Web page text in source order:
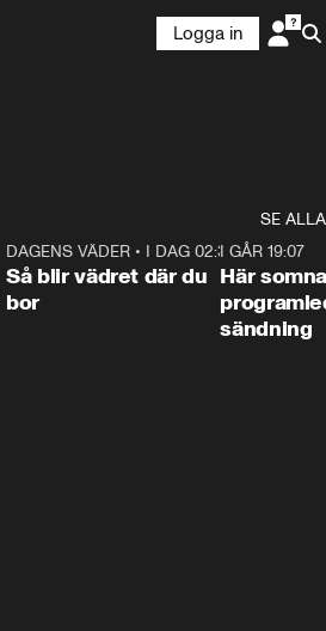
Logga in
SE ALLA
1:06
DAGENS VÄDER • I DAG 02:30
Så blir vädret där du
bor
I GÅR 19:07
Här
sändning